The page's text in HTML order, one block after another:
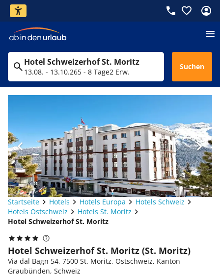
Hotel Schweizerhof St. Moritz
13.08. - 13.10.265 - 8 Tage2 Erw.
Suchen
Startseite Hotels Hotels Europa
Hotels Schweiz
Hotels Ostschweiz
Hotels St. Moritz
Hotel Schweizerhof St. Moritz
Hotel Schweizerhof St. Moritz (St. Moritz)
Via dal Bagn 54, 7500 St. Moritz, Ostschweiz, Kanton
Graubünden, Schweiz